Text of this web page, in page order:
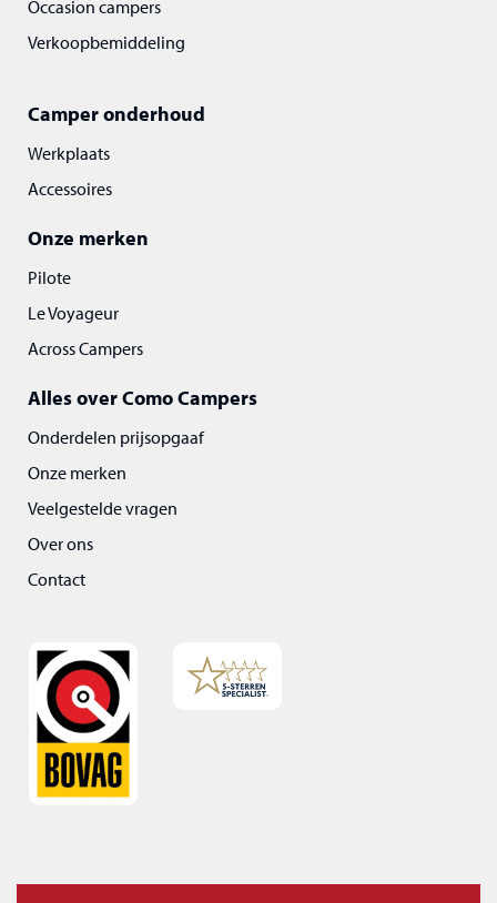
Occasion campers
Verkoopbemiddeling
Camper onderhoud
Werkplaats
Accessoires
Onze merken
Pilote
Le Voyageur
Across Campers
Alles over Como Campers
Onderdelen prijsopgaaf
Onze merken
Veelgestelde vragen
Over ons
Contact